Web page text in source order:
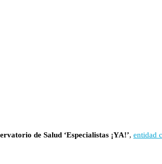
de Salud ‘Especialistas ¡YA!’, entidad